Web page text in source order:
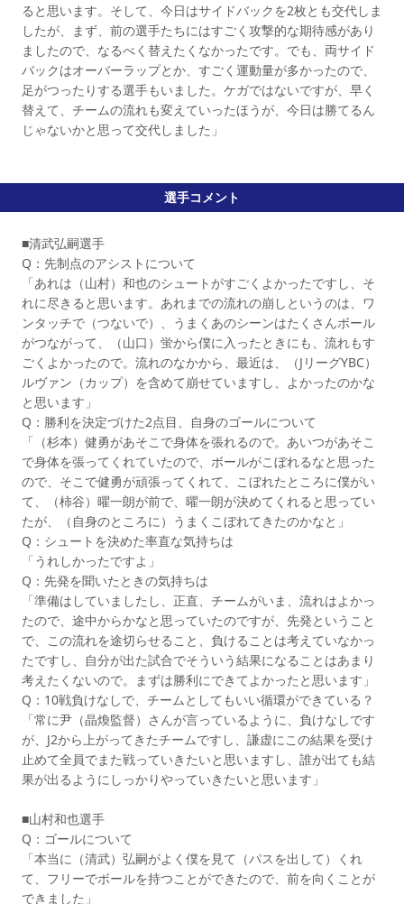
ると思います。そして、今日はサイドバックを2枚とも交代しま
したが、まず、前の選手たちにはすごく攻撃的な期待感があり
ましたので、なるべく替えたくなかったです。でも、両サイド
バックはオーバーラップとか、すごく運動量が多かったので、
足がつったりする選手もいました。ケガではないですが、早く
替えて、チームの流れも変えていったほうが、今日は勝てるん
じゃないかと思って交代しました」
選手コメント
■清武弘嗣選手
Q：先制点のアシストについて
「あれは（山村）和也のシュートがすごくよかったですし、そ
れに尽きると思います。あれまでの流れの崩しというのは、ワ
ンタッチで（つないで）、うまくあのシーンはたくさんボール
がつながって、（山口）蛍から僕に入ったときにも、流れもす
ごくよかったので。流れのなかから、最近は、（JリーグYBC）
ルヴァン（カップ）を含めて崩せていますし、よかったのかな
と思います」
Q：勝利を決定づけた2点目、自身のゴールについて
「（杉本）健勇があそこで身体を張れるので。あいつがあそこ
で身体を張ってくれていたので、ボールがこぼれるなと思った
ので、そこで健勇が頑張ってくれて、こぼれたところに僕がい
て、（柿谷）曜一朗が前で、曜一朗が決めてくれると思ってい
たが、（自身のところに）うまくこぼれてきたのかなと」
Q：シュートを決めた率直な気持ちは
「うれしかったですよ」
Q：先発を聞いたときの気持ちは
「準備はしていましたし、正直、チームがいま、流れはよかっ
たので、途中からかなと思っていたのですが、先発ということ
で、この流れを途切らせること、負けることは考えていなかっ
たですし、自分が出た試合でそういう結果になることはあまり
考えたくないので。まずは勝利にできてよかったと思います」
Q：10戦負けなしで、チームとしてもいい循環ができている？
「常に尹（晶煥監督）さんが言っているように、負けなしです
が、J2から上がってきたチームですし、謙虚にこの結果を受け
止めて全員でまた戦っていきたいと思いますし、誰が出ても結
果が出るようにしっかりやっていきたいと思います」
■山村和也選手
Q：ゴールについて
「本当に（清武）弘嗣がよく僕を見て（パスを出して）くれ
て、フリーでボールを持つことができたので、前を向くことが
できました」